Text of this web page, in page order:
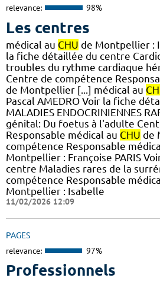
relevance: 98%
Les centres
médical au CHU de Montpellier :
la fiche détaillée du centre
troubles du rythme cardiaque
Centre de compétence
de Montpellier [...] médical au
Pascal AMEDRO Voir la fiche
MALADIES ENDOCRINIENNES
génital: Du foetus à l'adulte
Responsable médical au CHU de
compétence Responsable
Montpellier : Françoise PARIS
centre Maladies rares de la
compétence Responsable
Montpellier : Isabelle
11/02/2026 12:09
PAGES
relevance: 97%
Professionnels